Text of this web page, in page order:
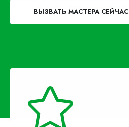
ВЫЗВАТЬ МАСТЕРА СЕЙЧАС